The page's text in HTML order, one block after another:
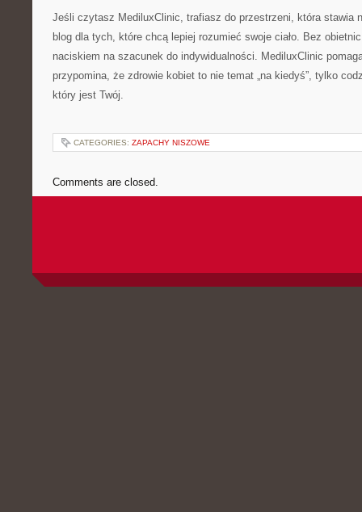
Jeśli czytasz MediluxClinic, trafiasz do przestrzeni, która stawia
blog dla tych, które chcą lepiej rozumieć swoje ciało. Bez
naciskiem na szacunek do indywidualności. MediluxClinic
przypomina, że zdrowie kobiet to nie temat „na kiedyś”, tylko
który jest Twój.
CATEGORIES: ZAPACHY NISZOWE
Comments are closed.